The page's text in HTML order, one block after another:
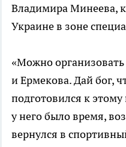
Владимира Минеева,
Украине в зоне
«Можно
и Ермекова. Дай бог,
подготовился к
у него было время,
вернулся в